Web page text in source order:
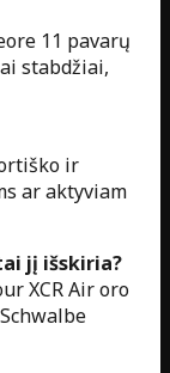
11 pavarų
stabdžiai,
ir
ar aktyviam
jį išskiria?
XCR Air oro